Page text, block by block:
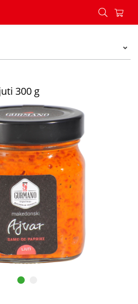
Ajvar ljuti 300 g - Konzum
300 g